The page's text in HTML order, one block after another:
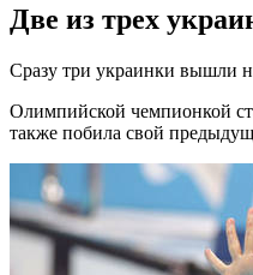
Две из трех
Сразу три украинки вышли
Олимпийской чемпионкой
также побила свой